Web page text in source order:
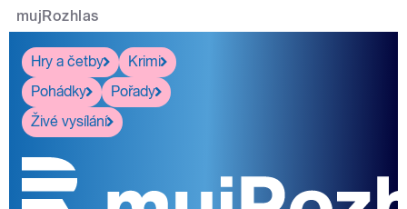
mujRozhlas
Hry a četby
Krimi
Pohádky
Pořady
Živé vysílání